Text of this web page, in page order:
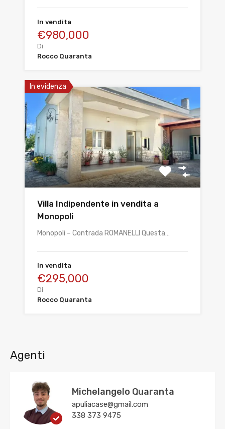
In vendita
€980,000
Di
Rocco Quaranta
In evidenza
Villa Indipendente in vendita a
Monopoli
Monopoli – Contrada ROMANELLI Questa…
In vendita
€295,000
Di
Rocco Quaranta
Agenti
Michelangelo Quaranta
apuliacase@gmail.com
338 373 9475